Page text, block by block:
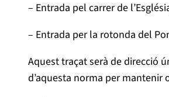
– Entrada pel carrer de
– Entrada per la rotonda del
Aquest traçat serà de direcció
d’aquesta norma per